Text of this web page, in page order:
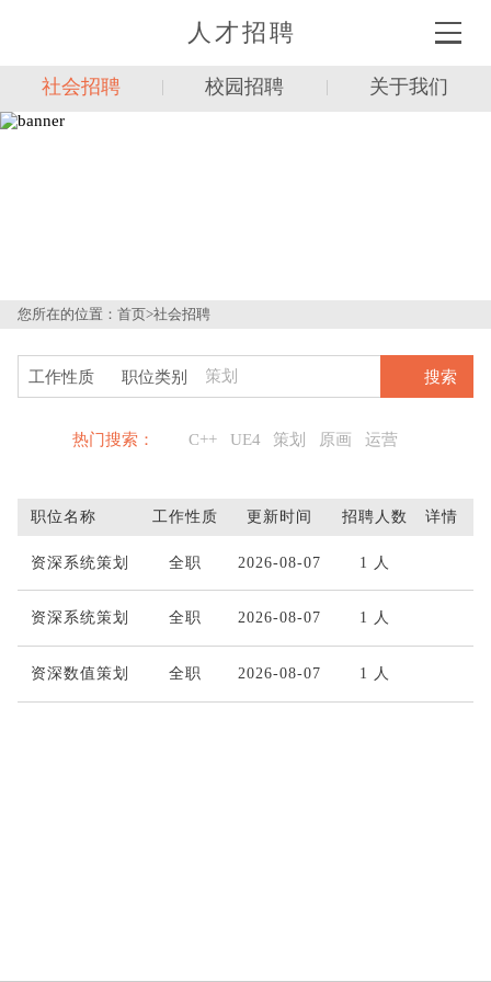
人才招聘
社会招聘 校园招聘 关于我们
您所在的位置：首页>社会招聘
搜索
热门搜索： C++ UE4 策划 原画 运营
职位名称 工作性质 更新时间 招聘人数 详情
资深系统策划 全职 2026-08-07 1 人
资深系统策划 全职 2026-08-07 1 人
资深数值策划 全职 2026-08-07 1 人